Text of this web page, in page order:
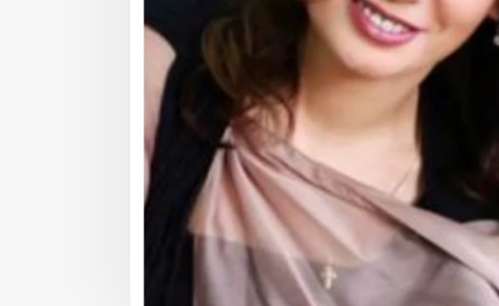
ბიზნესი & ეკონომიკა
მიიღეთ 25%-იანი
ფასდაკლება
კომფორტერში შერჩეულ
ბიზნესი & ეკონომიკა
Wine Square X
ერთმანეთის
მხარდასაჭერად |
ბიზნესის ჯაჭვი
გრძელდება